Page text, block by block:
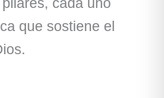
cada uno
que sostiene el